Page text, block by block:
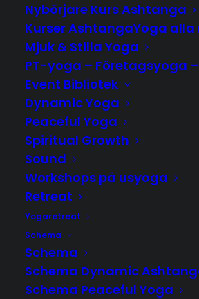
Nybörjare Kurs Ashtanga
Kurser AshtangaYoga alla
Mjuk & Stilla Yoga
PT-yoga – Företagsyoga
Event Bibliotek
Dynamic Yoga
Peaceful Yoga
Spiritual Growth
Sound
Workshops på usyoga
Retreat
Yogaretreat
Schema
Schema
Schema Dynamic
Schema Peaceful Yoga
RESTORATIVE YOGA WITH
SINGING BOWLS